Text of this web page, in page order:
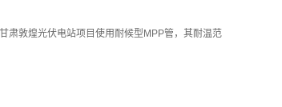
敦煌光伏电站项目使用耐候型MPP管，其耐温范